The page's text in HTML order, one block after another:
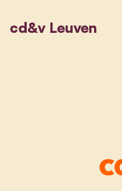
cd&v Leuven